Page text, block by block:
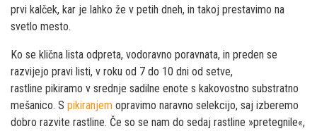
prvi kalček, kar je lahko že v petih dneh, in takoj prestavimo na
svetlo mesto.
Ko se klična lista odpreta, vodoravno poravnata, in preden se
razvijejo pravi listi, v roku od 7 do 10 dni od setve,
rastline pikiramo v srednje sadilne enote s kakovostno substratno
mešanico. S pikiranjem opravimo naravno selekcijo, saj izberemo
dobro razvite rastline. Če so se nam do sedaj rastline »pretegnile«,